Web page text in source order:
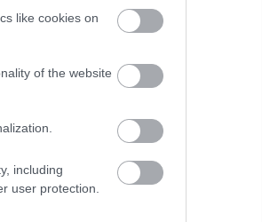
like cookies on
of the website
including
user protection.